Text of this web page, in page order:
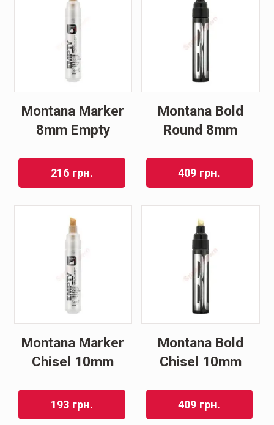
Montana Marker
8mm Empty
216 грн.
Montana Bold
Round 8mm
409 грн.
Montana Marker
Chisel 10mm
193 грн.
Montana Bold
Chisel 10mm
409 грн.